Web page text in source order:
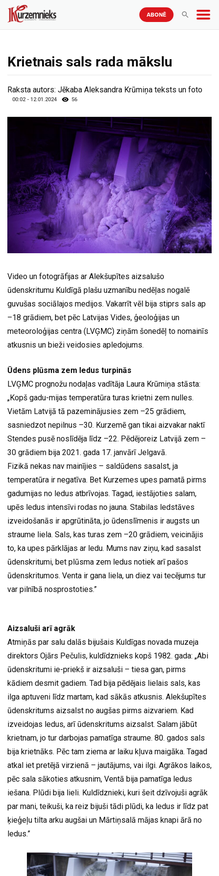
ABONĒ
Krietnais sals rada mākslu
Raksta autors: Jēkaba Aleksandra Krūmiņa teksts un foto
00:02 - 12.01.2024 56
Video un fotogrāfijas ar Alekšupītes aizsalušo
ūdenskritumu Kuldīgā plašu uzmanību nedēļas nogalē
guvušas sociālajos medijos. Vakarrīt vēl bija stiprs sals ap
–18 grādiem, bet pēc Latvijas Vides, ģeoloģijas un
meteoroloģijas centra (LVĢMC) ziņām šonedēļ to nomainīs
atkusnis un bieži veidosies apledojums.
Ūdens plūsma zem ledus turpinās
LVĢMC prognožu nodaļas vadītāja Laura Krūmiņa stāsta:
„Kopš gadu-mijas temperatūra turas krietni zem nulles.
Vietām Latvijā tā pazeminājusies zem –25 grādiem,
sasniedzot nepilnus –30. Kurzemē gan tikai aizvakar naktī
Stendes pusē noslīdēja līdz –22. Pēdējoreiz Latvijā zem –
30 grādiem bija 2021. gada 17. janvārī Jelgavā.
Fizikā nekas nav mainījies – saldūdens sasalst, ja
temperatūra ir negatīva. Bet Kurzemes upes pamatā pirms
gadumijas no ledus atbrīvojas. Tagad, iestājoties salam,
upēs ledus intensīvi rodas no jauna. Stabilas ledstāves
izveidošanās ir apgrūtināta, jo ūdenslīmenis ir augsts un
straume liela. Sals, kas turas zem –20 grādiem, veicinājis
to, ka upes pārklājas ar ledu. Mums nav ziņu, kad sasalst
ūdenskritumi, bet plūsma zem ledus notiek arī pašos
ūdenskritumos. Venta ir gana liela, un diez vai tecējums tur
var pilnībā nosprostoties.”
Aizsaluši arī agrāk
Atmiņās par salu dalās bijušais Kuldīgas novada muzeja
direktors Ojārs Pečulis, kuldīdznieks kopš 1982. gada: „Abi
ūdenskritumi ie-priekš ir aizsaluši – tiesa gan, pirms
kādiem desmit gadiem. Tad bija pēdējais lielais sals, kas
ilga aptuveni līdz martam, kad sākās atkusnis. Alekšupītes
ūdenskritums aizsalst no augšas pirms aizvariem. Kad
izveidojas ledus, arī ūdenskritums aizsalst. Salam jābūt
krietnam, jo tur darbojas pamatīga straume. 80. gados sals
bija krietnāks. Pēc tam ziema ar laiku kļuva maigāka. Tagad
atkal iet pretējā virzienā – jautājums, vai ilgi. Agrākos laikos,
pēc sala sākoties atkusnim, Ventā bija pamatīga ledus
iešana. Plūdi bija lieli. Kuldīdznieki, kuri šeit dzīvojuši agrāk
par mani, teikuši, ka reiz bijuši tādi plūdi, ka ledus ir līdz pat
ķieģeļu tilta arku augšai un Mārtiņsalā mājas knapi ārā no
ledus.”